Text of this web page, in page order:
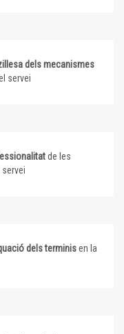
dels mecanismes
servei
de les
dels terminisen la